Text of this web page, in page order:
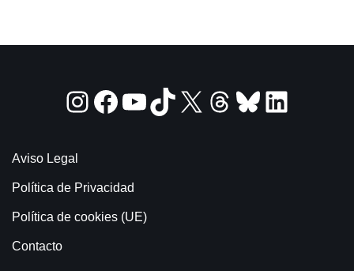
Aviso Legal
Política de Privacidad
Política de cookies (UE)
Contacto